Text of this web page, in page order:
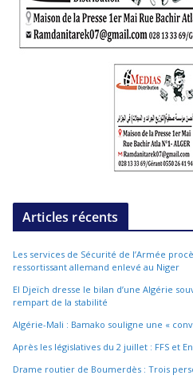
Articles récents
Les services de Sécurité de l’Armée
ressortissant allemand enlevé au Niger
El Djeïch dresse le bilan d’une Algérie
rempart de la stabilité
Algérie-Mali : Bamako souligne une «
Après les législatives du 2 juillet : FFS et
Drame routier de Boumerdès : Trois